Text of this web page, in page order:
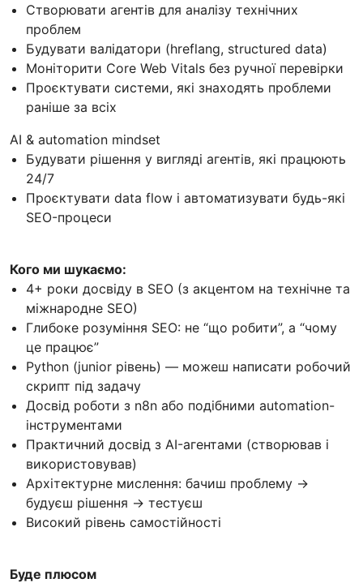
Створювати агентів для аналізу технічних
проблем
Будувати валідатори (hreflang, structured data)
Моніторити Core Web Vitals без ручної перевірки
Проєктувати системи, які знаходять проблеми
раніше за всіх
AI & automation mindset
Будувати рішення у вигляді агентів, які працюють
24/7
Проєктувати data flow і автоматизувати будь-які
SEO-процеси
Кого ми шукаємо:
4+ роки досвіду в SEO (з акцентом на технічне та
міжнародне SEO)
Глибоке розуміння SEO: не “що робити”, а “чому
це працює”
Python (junior рівень) — можеш написати робочий
скрипт під задачу
Досвід роботи з n8n або подібними automation-
інструментами
Практичний досвід з AI-агентами (створював і
використовував)
Архітектурне мислення: бачиш проблему →
будуєш рішення → тестуєш
Високий рівень самостійності
Буде плюсом